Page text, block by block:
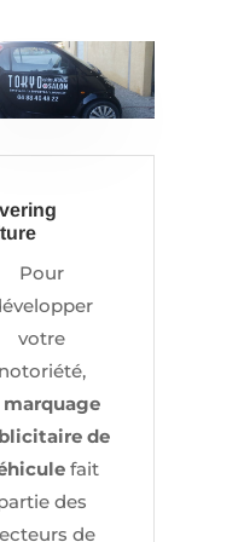
Pour
votre
notoriété,
marquage
de
fait
des
de